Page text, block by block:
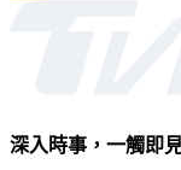
深入時事，一觸即